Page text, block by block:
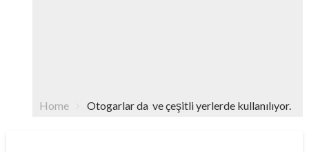
Home Otogarlar da ve çeşitli yerlerde kullanılıyor.